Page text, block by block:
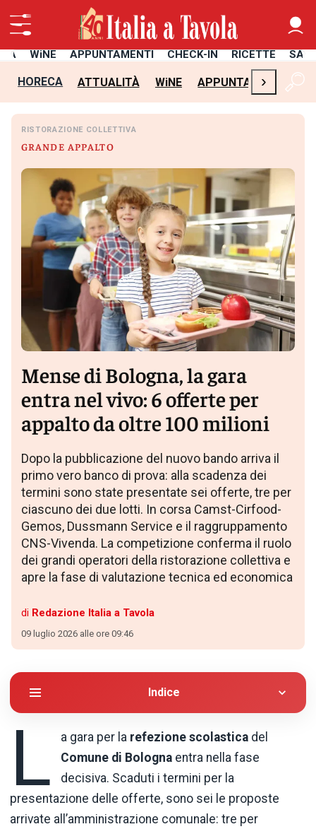
WiNE APPUNTAMENTI CHECK-IN RICETTE
HORECA ATTUALITÀ WiNE APPUNTAMENTI
›
RISTORAZIONE COLLETTIVA
GRANDE APPALTO
Mense di Bologna, la gara
entra nel vivo: 6 offerte per
appalto da oltre 100 milioni
Dopo la pubblicazione del nuovo bando arriva il
primo vero banco di prova: alla scadenza dei
termini sono state presentate sei offerte, tre per
ciascuno dei due lotti. In corsa Camst-Cirfood-
Gemos, Dussmann Service e il raggruppamento
CNS-Vivenda. La competizione conferma il ruolo
dei grandi operatori della ristorazione collettiva e
apre la fase di valutazione tecnica ed economica
di Redazione Italia a Tavola
09 luglio 2026 alle ore 09:46
Indice
L a gara per la refezione scolastica del
Comune di Bologna entra nella fase
decisiva. Scaduti i termini per la
presentazione delle offerte, sono sei le proposte
arrivate all’amministrazione comunale: tre per